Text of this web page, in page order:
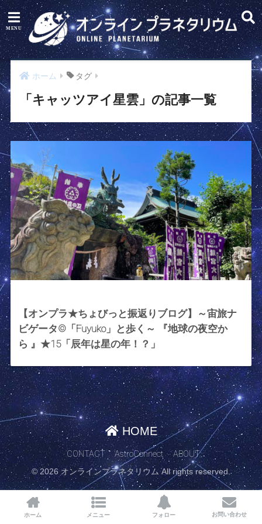
ホーム タグ
「キャッツアイ星雲」の記事一覧
【オンプラ★ちょびっと振返りブログ】～宙旅ナ
ビゲータ©︎「Fuyuko」と歩く～ 『地球の夜空か
ら 』★15「辰年は星の年！？」
HOME
CONTACT AstroConnect ABOUT
© 2026 オンラインプラネタリウム All rights reserved.
ホーム メニュー フォロー お問い合わせ